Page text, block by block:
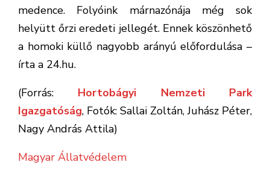
medence. Folyóink márnazónája még sok
helyütt őrzi eredeti jellegét. Ennek köszönhető
a homoki küllő nagyobb arányú előfordulása –
írta a 24.hu.
(Forrás: Hortobágyi Nemzeti Park
Igazgatóság, Fotók: Sallai Zoltán, Juhász Péter,
Nagy András Attila)
Magyar Állatvédelem